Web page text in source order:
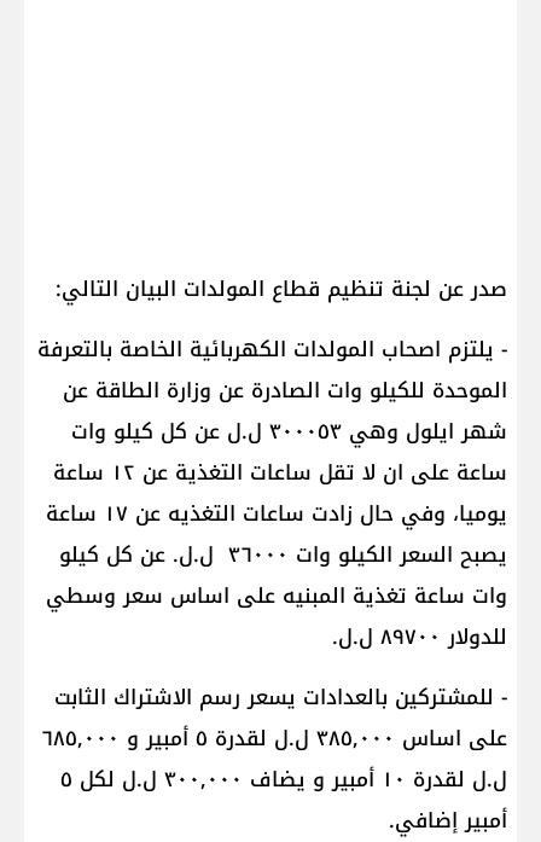
صدر عن لجنة تنظيم قطاع المولدات البيان التالي:
- يلتزم اصحاب المولدات الكهربائية الخاصة بالتعرفة
الموحدة للكيلو وات الصادرة عن وزارة الطاقة عن
شهر ايلول وهي ٣٠٠٠٥٣ ل.ل عن كل كيلو وات
ساعة على ان لا تقل ساعات التغذية عن ١٢ ساعة
يوميا، وفي حال زادت ساعات التغذيه عن ١٧ ساعة
يصبح السعر الكيلو وات ٣٦٠٠٠ ل.ل. عن كل كيلو
وات ساعة تغذية المبنيه على اساس سعر وسطي
للدولار ٨٩٧٠٠ ل.ل.
- للمشتركين بالعدادات يسعر رسم الاشتراك الثابت
على اساس ٣٨٥,٠٠٠ ل.ل لقدرة ٥ أمبير و ٦٨٥,٠٠٠
ل.ل لقدرة ١٠ أمبير و يضاف ٣٠٠,٠٠٠ ل.ل لكل ٥
أمبير إضافي.